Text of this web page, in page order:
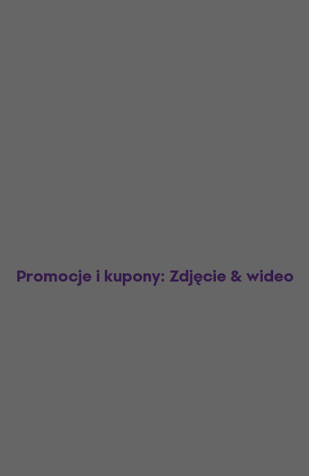
Promocje i kupony: Zdjęcie & wideo